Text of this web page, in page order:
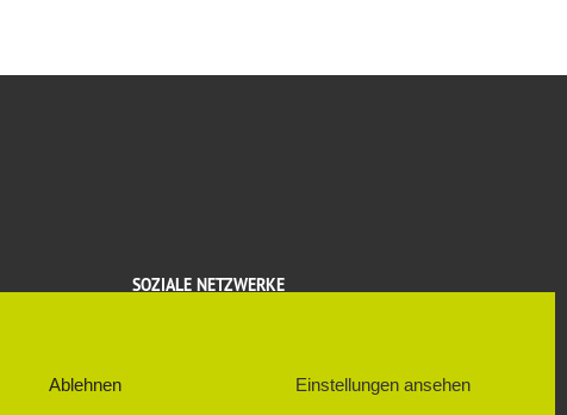
Ablehnen Einstellungen ansehen
SOZIALE NETZWERKE